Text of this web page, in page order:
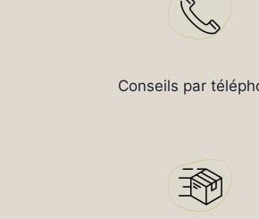
Conseils par